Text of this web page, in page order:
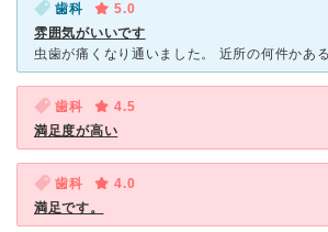
歯科
5.0
雰囲気がいいです
歯科
4.5
満足度が高い
歯科
4.0
満足です。